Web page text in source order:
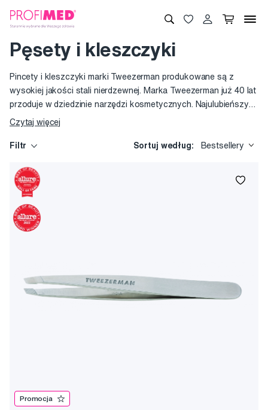
Pęsety i kleszczyki
Pincety i kleszczyki marki Tweezerman produkowane są z
wysokiej jakości stali nierdzewnej. Marka Tweezerman już 40 lat
przoduje w dziedzinie narzędzi kosmetycznych. Najulubieńszym
narzędziem jest ręcznie ostrzona, a więc doskonale precyzyjna
kolorowych wariantach, a kilkakrotnie w ciągu roku też w
Czytaj więcej
Filtr Sortuj według: Bestsellery
Promocja